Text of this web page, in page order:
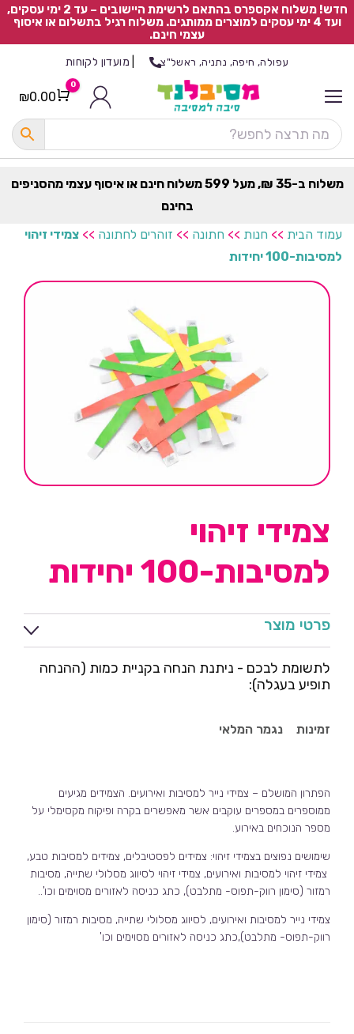
חדש! משלוח אקספרס בהתאם לרשימת היישובים – עד 2 ימי עסקים,
ועד 4 ימי עסקים למוצרים ממותגים. משלוח רגיל בתשלום או איסוף
עצמי חינם.
עפולה, חיפה, נתניה, ראשל"צ מועדון לקוחות
Cart
0
₪0.00
משלוח ב-35 ₪, מעל 599 משלוח חינם או איסוף עצמי מהסניפים
בחינם
עמוד הבית >> חנות >> חתונה >> זוהרים לחתונה >> צמידי זיהוי
למסיבות-100 יחידות
צמידי זיהוי
למסיבות-100 יחידות
פרטי מוצר
לתשומת לבכם - ניתנת הנחה בקניית כמות (ההנחה
תופיע בעגלה):
זמינות נגמר המלאי
הפתרון המושלם – צמידי נייר למסיבות ואירועים. הצמידים מגיעים
ממוספרים במספרים עוקבים אשר מאפשרים בקרה ופיקוח מקסימלי על
מספר הנוכחים באירוע.
שימושים נפוצים בצמידי זיהוי: צמידים לפסטיבלים, צמידים למסיבות טבע,
צמידי זיהוי למסיבות ואירועים, צמידי זיהוי לסיווג מסלולי שתייה, מסיבות
רמזור (סימון רווק-תפוס- מתלבט), כתג כניסה לאזורים מסוימים וכו'..
צמידי נייר למסיבות ואירועים, לסיווג מסלולי שתייה, מסיבות רמזור (סימון
רווק-תפוס- מתלבט),כתג כניסה לאזורים מסוימים וכו'